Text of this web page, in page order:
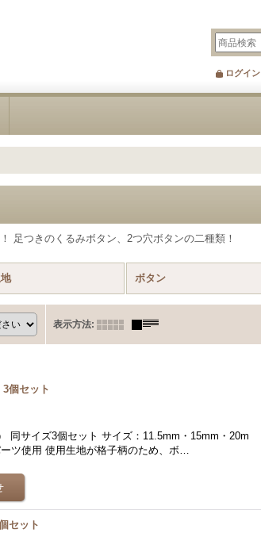
ログイン
足つきのくるみボタン、2つ穴ボタンの二種類！
ボタン
表示方法:
個セット
同サイズ3個セット サイズ：11.5mm・15mm・20m
ツ使用 使用生地が格子柄のため、ボ…
セット